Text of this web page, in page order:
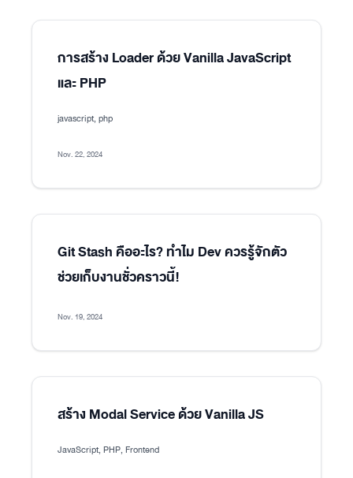
การสร้าง Loader ด้วย Vanilla JavaScript
และ PHP
javascript, php
Nov. 22, 2024
Git Stash คืออะไร? ทำไม Dev ควรรู้จักตัว
ช่วยเก็บงานชั่วคราวนี้!
Nov. 19, 2024
สร้าง Modal Service ด้วย Vanilla JS
JavaScript, PHP, Frontend